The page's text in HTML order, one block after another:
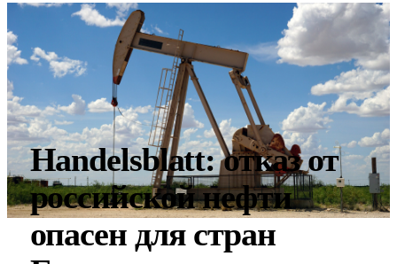
Handelsblatt: отказ от
российской нефти
опасен для стран